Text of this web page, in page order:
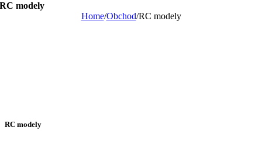
RC modely
Home/Obchod/RC modely
RC modely